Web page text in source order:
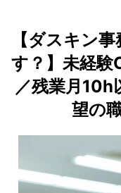
【ダスキン
す？】未経験
／残業月10h
望の